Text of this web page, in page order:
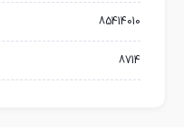
85414010
8714